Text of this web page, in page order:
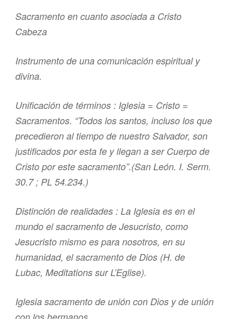
Sacramento en cuanto asociada a Cristo
Cabeza
Instrumento de una comunicación espiritual y
divina.
Unificación de términos : Iglesia = Cristo =
Sacramentos. “Todos los santos, incluso los que
precedieron al tiempo de nuestro Salvador, son
justificados por esta fe y llegan a ser Cuerpo de
Cristo por este sacramento”.(San León. I. Serm.
30.7 ; PL 54.234.)
Distinción de realidades : La Iglesia es en el
mundo el sacramento de Jesucristo, como
Jesucristo mismo es para nosotros, en su
humanidad, el sacramento de Dios (H. de
Lubac, Meditations sur L’Eglise).
Iglesia sacramento de unión con Dios y de unión